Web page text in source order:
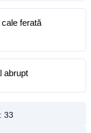
ferată
abrupt
33